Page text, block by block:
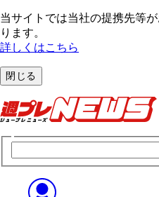
当サイトでは当社の提携先等
ります。
詳しくはこちら
閉じる